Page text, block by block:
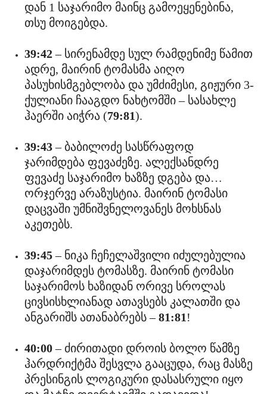
დან 1 საჯარიმო მაინც გამოეყენებინა,
თსუ მოიგებდა.
39:42– სირენამდე სულ რამდენიმე წამით
ადრე, მაირინ ტომასმა აიღო
პასუხისმგებლობა და უმძიმესი, გიჟური 3-
ქულიანი ჩააგდო ნახტომში – სასახლე
ჰაერში აიჭრა (79:81).
39:43– ბაბილოძე სასწრაფოდ
ჯარიმდება ფევაძეზე. ალექსანდრე
ფევაძე საჯარიმო ხაზზე დგება და…
ორჯერვე არაზუსტია. მაირინ ტომასი
დაცვაში უმნიშვნელოვანეს მოხსნას
აკეთებს.
39:45– ნიკა ჩეჩელაშვილი იძულებულია
დაჯარიმდეს ტომასზე. მაირინ ტომასი
საჯარიმოს ხაზიდან ორივე სროლას
ცივსისხლიანად ათავსებს კალათში და
ანგარიშს ათანაბრებს –81:81 !
40:00– ძირითადი დროის ბოლო წამზე
ჰარდრიქტმა შესვლა გააცუდა, რაც მასზე
პრესინგის ლოგიკური დასასრული იყო